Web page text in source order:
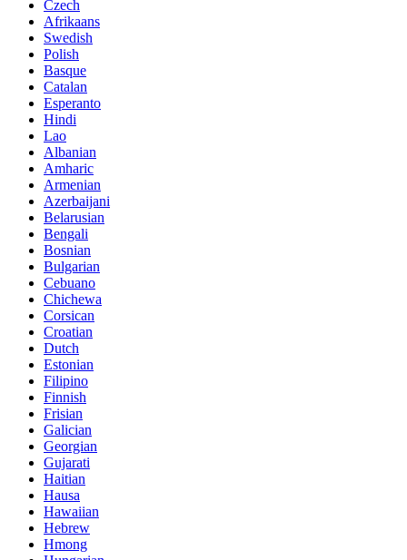
Czech
Afrikaans
Swedish
Polish
Basque
Catalan
Esperanto
Hindi
Lao
Albanian
Amharic
Armenian
Azerbaijani
Belarusian
Bengali
Bosnian
Bulgarian
Cebuano
Chichewa
Corsican
Croatian
Dutch
Estonian
Filipino
Finnish
Frisian
Galician
Georgian
Gujarati
Haitian
Hausa
Hawaiian
Hebrew
Hmong